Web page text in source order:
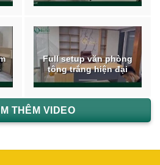
Full setup văn phòng
tông trắng hiện đại
THÊM VIDEO